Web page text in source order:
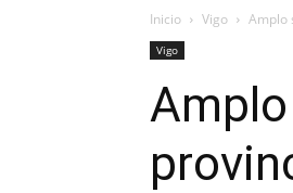
Inicio Vigo Amplo
Vigo